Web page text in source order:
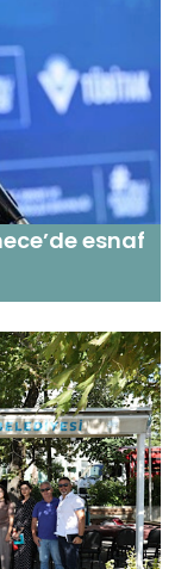
esnaf